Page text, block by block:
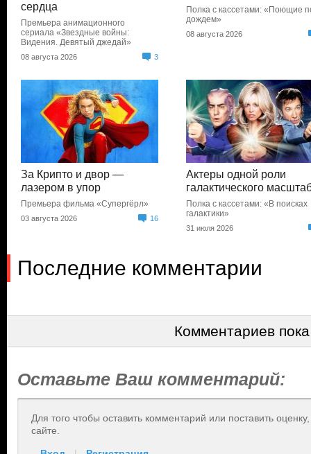
сердца
Премьера анимационного
сериала «Звездные войны:
Видения. Девятый джедай»
08 августа 2026 3
Полка с кассетами: «Поющие
дождем»
08 августа 2026
За Крипто и двор —
лазером в упор
Премьера фильма «Супергёрл»
03 августа 2026 16
Актеры одной роли
галактического
Полка с кассетами: «В поисках
галактики»
31 июля 2026
Последние комментарии
Комментариев
Оставьте Ваш комментарий:
Для того чтобы оставить комментарий или поставить
сайте.